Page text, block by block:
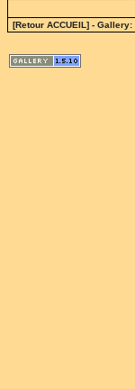
[Retour ACCUEIL] - Gallery: